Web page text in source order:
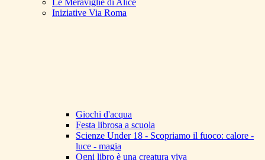
Le Meraviglie di Alice
Iniziative Via Roma
Giochi d'acqua
Festa librosa a scuola
Scienze Under 18 - Scopriamo il fuoco: calore -
luce - magia
Ogni libro è una creatura viva